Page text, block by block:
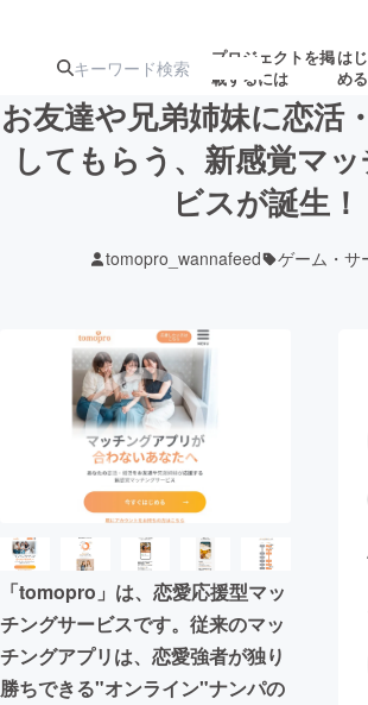
プロジェクトを掲
載するには
はじ
める
注目の新着プロ募集終了が
テクノロジー・ガジェット
映像・映画
ビジネス・起業
まちづくり・地域活性化
CAMPFIRE for Social Good
CAMPFIREふるさと納税machi-ya
お友達や兄弟姉妹に恋活
してもらう、新感覚マ
ビスが誕生！
tomopro_wannafeed ゲーム・サ
「tomopro」は、恋愛応援型マッ
チングサービスです。従来のマッ
チングアプリは、恋愛強者が独り
勝ちできる"オンライン"ナンパの